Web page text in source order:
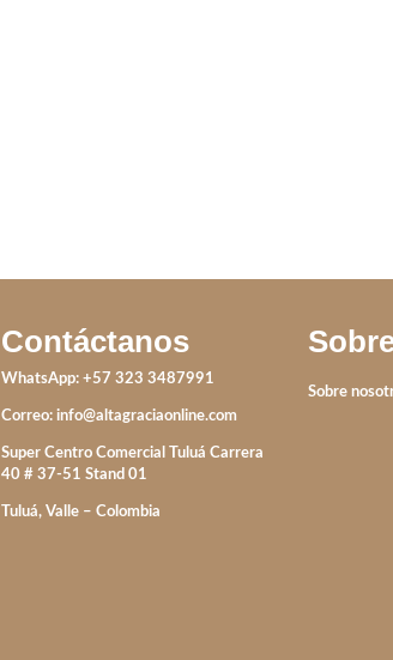
Contáctanos
WhatsApp: +57 323 3487991
Correo: info@altagraciaonline.com
Super Centro Comercial Tuluá Carrera
40 # 37-51 Stand 01
Tuluá, Valle – Colombia
Sobre